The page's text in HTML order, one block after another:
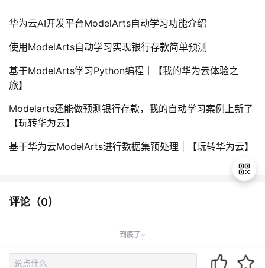
华为云AI开发平台ModelArts自动学习功能介绍
使用ModelArts自动学习实现银行存款简单预测
基于ModelArts学习Python编程丨【我的华为云体验之
旅】
Modelarts还能做预测银行存款，我的自动学习案例上新了
【玩转华为云】
基于华为云ModelArts进行数据集预处理 | 【玩转华为云】
评论（0）
到底了~